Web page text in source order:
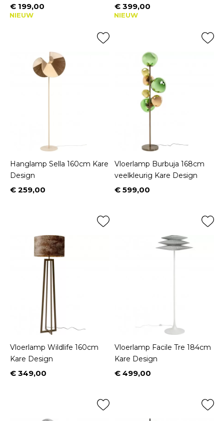
Prijs
€ 199,00
NIEUW Prijs
€ 399,00
NIEUW
Hanglamp Sella 160cm Kare
Design
Prijs
€ 259,00
Vloerlamp Burbuja 168cm
veelkleurig Kare Design
Prijs
€ 599,00
Vloerlamp Wildlife 160cm
Kare Design
Prijs
€ 349,00
Vloerlamp Facile Tre 184cm
Kare Design
Prijs
€ 499,00